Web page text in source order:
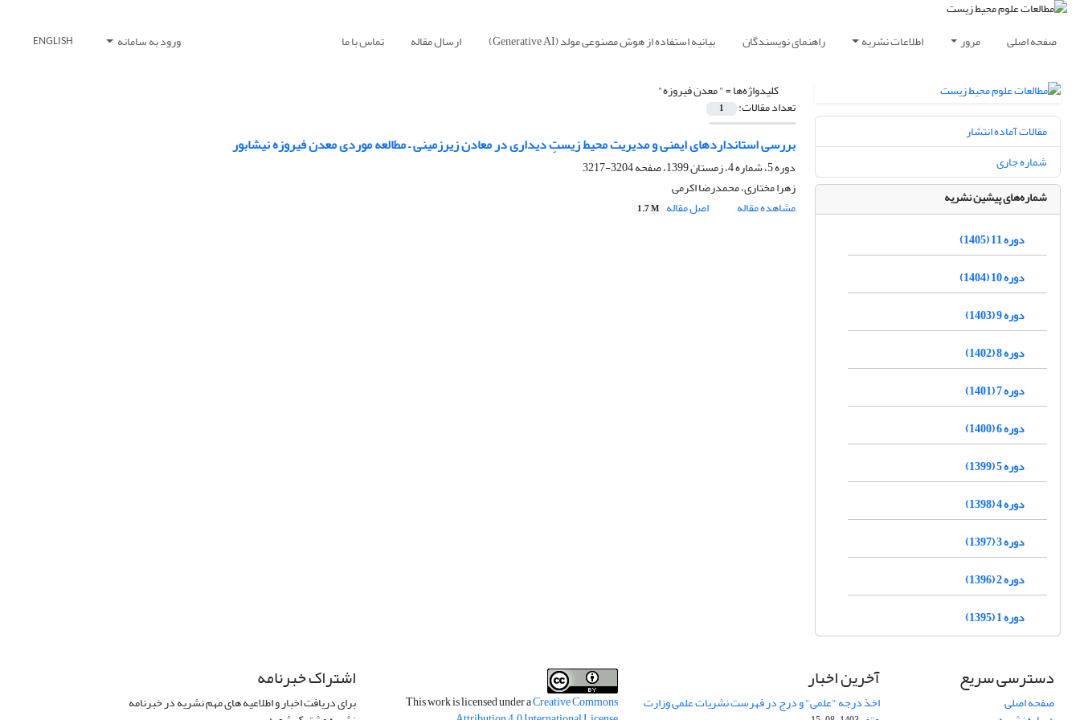
صفحه اصلی مرور اطلاعات نشریه راهنمای نویسندگان بیانیه استفاده از هوش مصنوعی مولد (Generative AI) ارسال مقاله تماس با ما ورود به سامانه ENGLISH
کلیدواژه‌ها =" معدن فیروزه"
تعداد مقالات: 1
بررسی استانداردهای ایمنی و مدیریت محیط زیستِ دیداری در معادن زیرزمینی – مطالعه موردی معدن فیروزه نیشابور
دوره 5، شماره 4، زمستان 1399، صفحه
3204-3217
زهرا مختاری، محمدرضا اکرمی
مشاهده مقاله
اصل مقاله 1.7 M
مقالات آماده انتشار
شماره جاری
شماره‌های پیشین نشریه
دوره 11 (1405)
دوره 10 (1404)
دوره 9 (1403)
دوره 8 (1402)
دوره 7 (1401)
دوره 6 (1400)
دوره 5 (1399)
دوره 4 (1398)
دوره 3 (1397)
دوره 2 (1396)
دوره 1 (1395)
دسترسی سریع
صفحه اصلی
آخرین اخبار
اخذ درجه "علمی" و درج در فهرست نشریات علمی وزارت This work is licensed under aCreative Commons
اشتراک خبرنامه
برای دریافت اخبار و اطلاعیه های مهم نشریه در خبرنامه